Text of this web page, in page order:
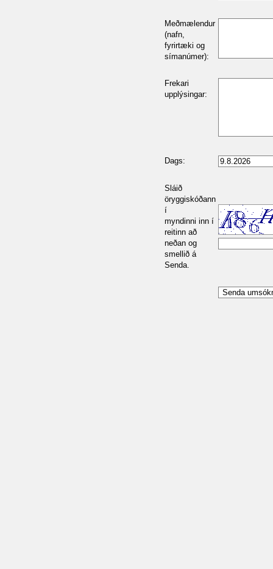
Meðmælendur
(nafn,
fyrirtæki og
símanúmer):
Frekari
upplýsingar:
Dags:
Sláið
öryggiskóðann
í
myndinni inn í
reitinn að
neðan og
smellið á
Senda.